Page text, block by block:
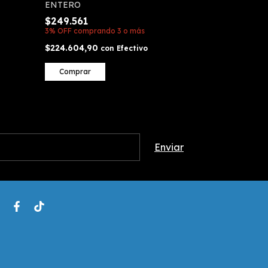
ENTERO
$249.561
3% OFF comprando 3 o más
$224.604,90 con Efectivo
Comprar